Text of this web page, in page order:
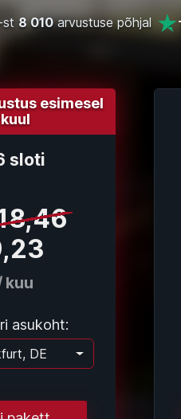
st8 010arvustuse põhjal
esimesel
kuul
sloti
kuu
asukoht:
DE
Laadimine...